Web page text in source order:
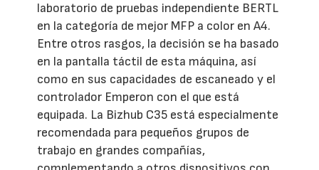
laboratorio de pruebas independiente BERTL
en la categoría de mejor MFP a color en A4.
Entre otros rasgos, la decisión se ha basado
en la pantalla táctil de esta máquina, así
como en sus capacidades de escaneado y el
controlador Emperon con el que está
equipada. La Bizhub C35 está especialmente
recomendada para pequeños grupos de
trabajo en grandes compañías,